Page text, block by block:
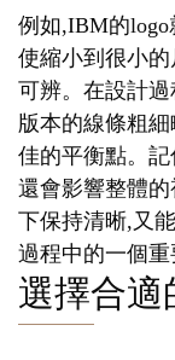
例如,IBM的
使縮小到很小
可辨。在設計
版本的線條粗
佳的平衡點。
還會影響整體
下保持清晰,又
過程中的一個重
選擇合適